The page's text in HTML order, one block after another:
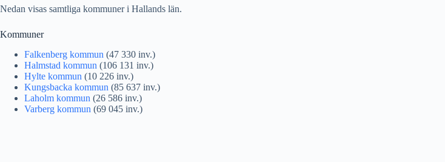
Nedan visas samtliga kommuner i Hallands län.
Kommuner
Falkenberg kommun (47 330 inv.)
Halmstad kommun (106 131 inv.)
Hylte kommun (10 226 inv.)
Kungsbacka kommun (85 637 inv.)
Laholm kommun (26 586 inv.)
Varberg kommun (69 045 inv.)